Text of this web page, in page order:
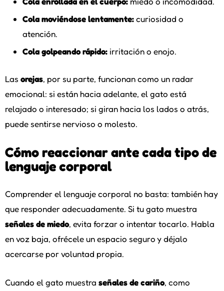
Cola moviéndose lentamente:curiosidad o
atención.
Cola golpeando rápido: irritación o enojo.
Las orejas, por su parte, funcionan como un radar
emocional: si están hacia adelante, el gato está
relajado o interesado; si giran hacia los lados o atrás,
puede sentirse nervioso o molesto.
Cómo reaccionar ante cada tipo de
lenguaje corporal
Comprender el lenguaje corporal no basta: también hay
que responder adecuadamente. Si tu gato muestra
señales de miedo, evita forzar o intentar tocarlo. Habla
en voz baja, ofrécele un espacio seguro y déjalo
acercarse por voluntad propia.
Cuando el gato muestra señales de cariño, como